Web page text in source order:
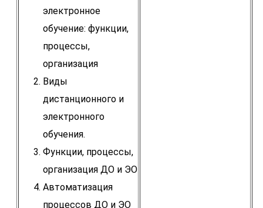
электронное
обучение: функции,
процессы,
организация
Виды
дистанционного и
электронного
обучения.
Функции, процессы,
организация ДО и ЭО
Автоматизация
процессов ДО и ЭО